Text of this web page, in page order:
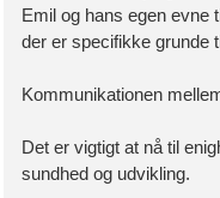
Emil og hans egen evne
der er specifikke grunde
Kommunikationen
Det er vigtigt at nå til
sundhed og udvikling.